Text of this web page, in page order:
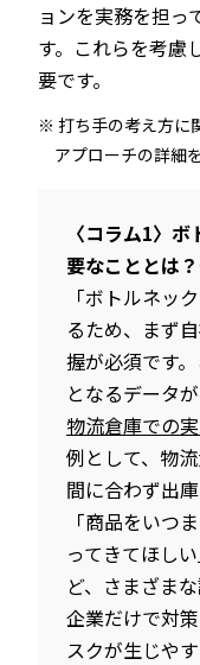
ョンを実務を担っ
す。これらを考慮
要です。
打ち手の考え方に
アプローチの詳細
〈コラム1〉
要なこととは
「ボトルネッ
るため、まず
握が必須です
となるデータ
物流倉庫での
例として、物
間に合わず出
「商品をいつ
ってきてほし
ど、さまざま
企業だけで対
スクが生じや